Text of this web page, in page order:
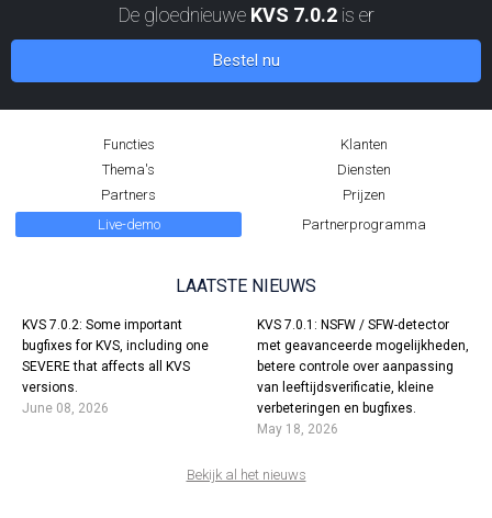
De gloednieuwe KVS 7.0.2is er
Bestel nu
Functies
Klanten
Thema's
Diensten
Partners
Prijzen
Live-demo
Partnerprogramma
LAATSTE NIEUWS
KVS 7.0.2: Some important
bugfixes for KVS, including one
SEVERE that affects all KVS
versions.
June 08, 2026
KVS 7.0.1: NSFW / SFW-detector
met geavanceerde mogelijkheden,
betere controle over aanpassing
van leeftijdsverificatie, kleine
verbeteringen en bugfixes.
May 18, 2026
Bekijk al het nieuws